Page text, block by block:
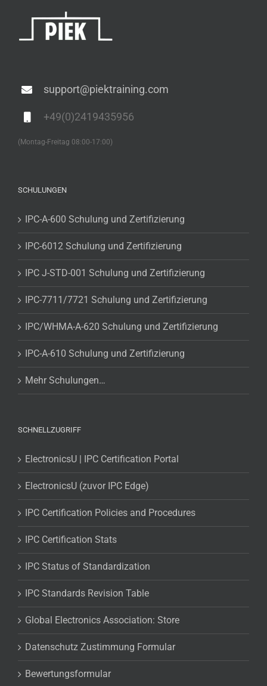
support@piektraining.com
+49(0)2419435956
(Montag-Freitag 08:00-17:00)
SCHULUNGEN
IPC-A-600 Schulung und Zertifizierung
IPC-6012 Schulung und Zertifizierung
IPC J-STD-001 Schulung und Zertifizierung
IPC-7711/7721 Schulung und Zertifizierung
IPC/WHMA-A-620 Schulung und Zertifizierung
IPC-A-610 Schulung und Zertifizierung
Mehr Schulungen…
SCHNELLZUGRIFF
ElectronicsU | IPC Certification Portal
ElectronicsU (zuvor IPC Edge)
IPC Certification Policies and Procedures
IPC Certification Stats
IPC Status of Standardization
IPC Standards Revision Table
Global Electronics Association: Store
Datenschutz Zustimmung Formular
Bewertungsformular